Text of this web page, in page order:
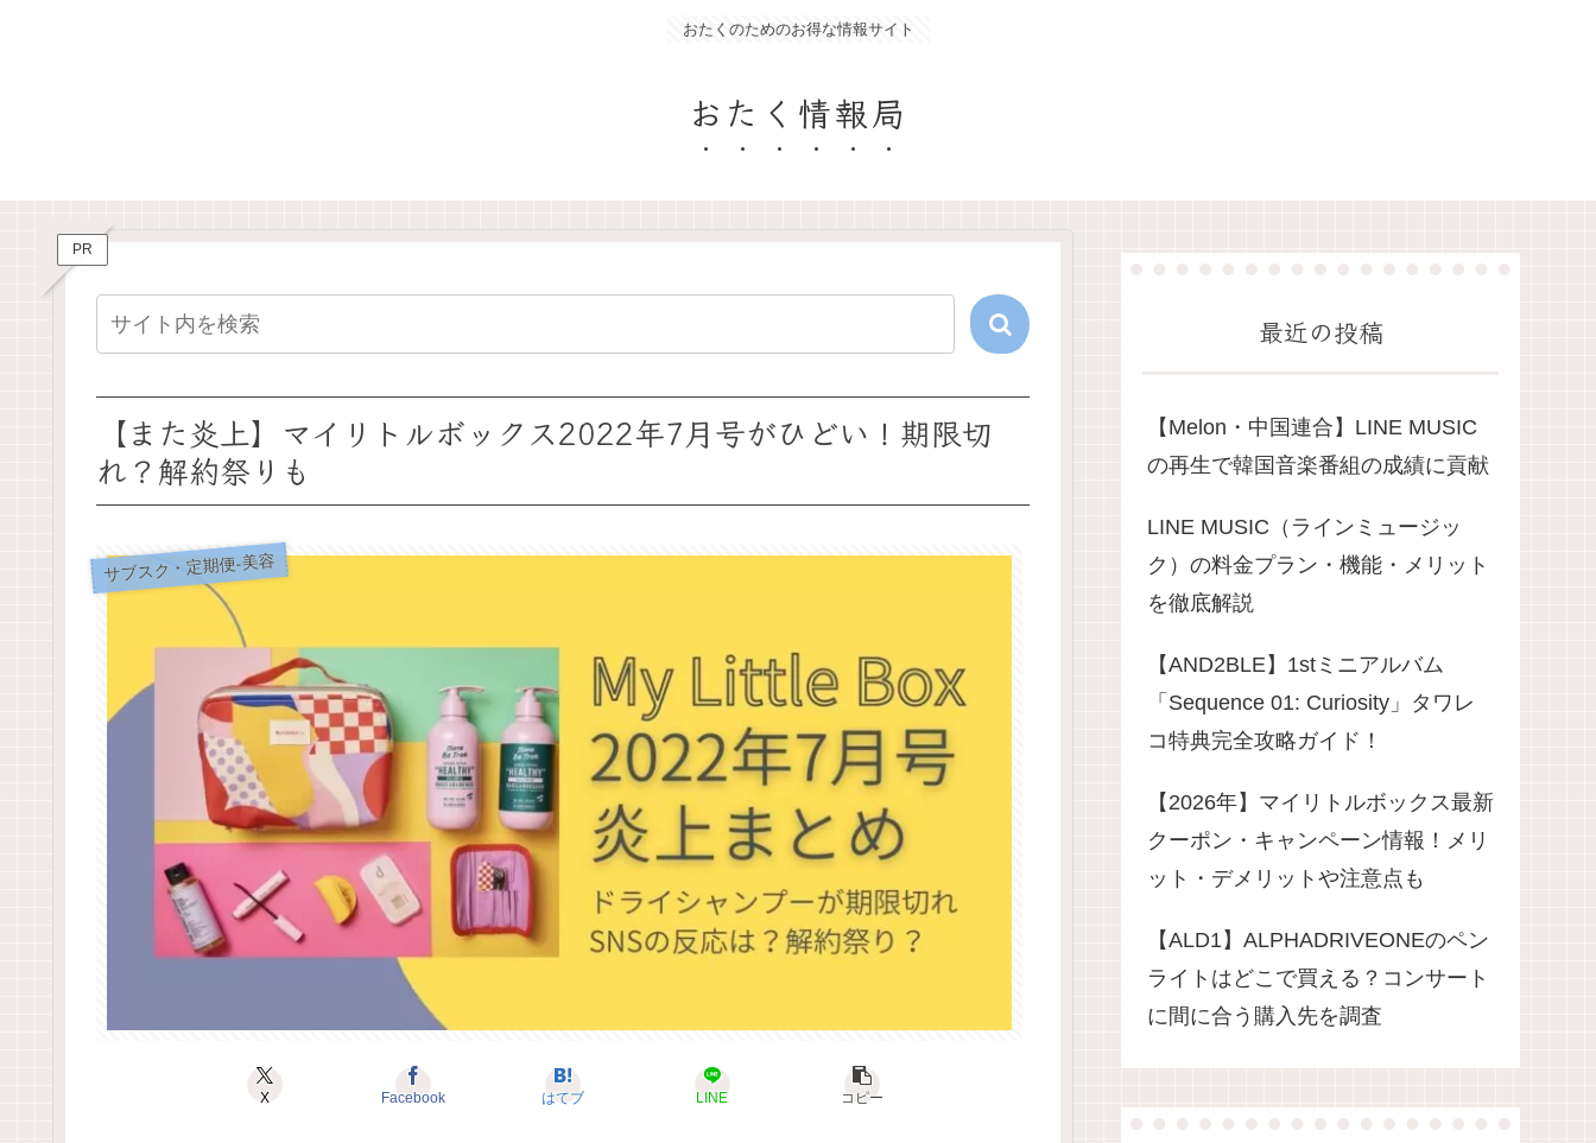
おたくのためのお得な情報サイト
おたく情報局
PR
【また炎上】マイリトルボックス2022年7月号がひどい！期限切
れ？解約祭りも
サブスク・定期便-美容
X Facebook はてブ LINE コピー
最近の投稿
​【Melon・中国連合】LINE MUSIC
の再生で韓国音楽番組の成績に貢献
LINE MUSIC（ラインミュージッ
ク）の料金プラン・機能・メリット
を徹底解説
​【AND2BLE】1stミニアルバム
「Sequence 01: Curiosity」タワレ
コ特典完全攻略ガイド！
【2026年】マイリトルボックス最新
クーポン・キャンペーン情報！メリ
ット・デメリットや注意点も
【ALD1】ALPHADRIVEONEのペン
ライトはどこで買える？コンサート
に間に合う購入先を調査